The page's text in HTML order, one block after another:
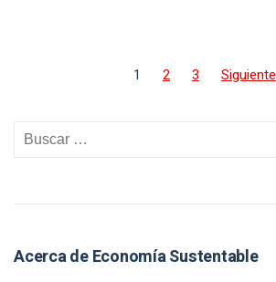
1 2 3 Siguiente
Acerca de Economía Sustentable